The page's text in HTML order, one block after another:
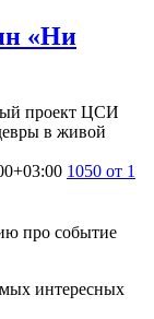
«Ни
проект ЦСИ
в живой
1050 от 1
про событие
интересных